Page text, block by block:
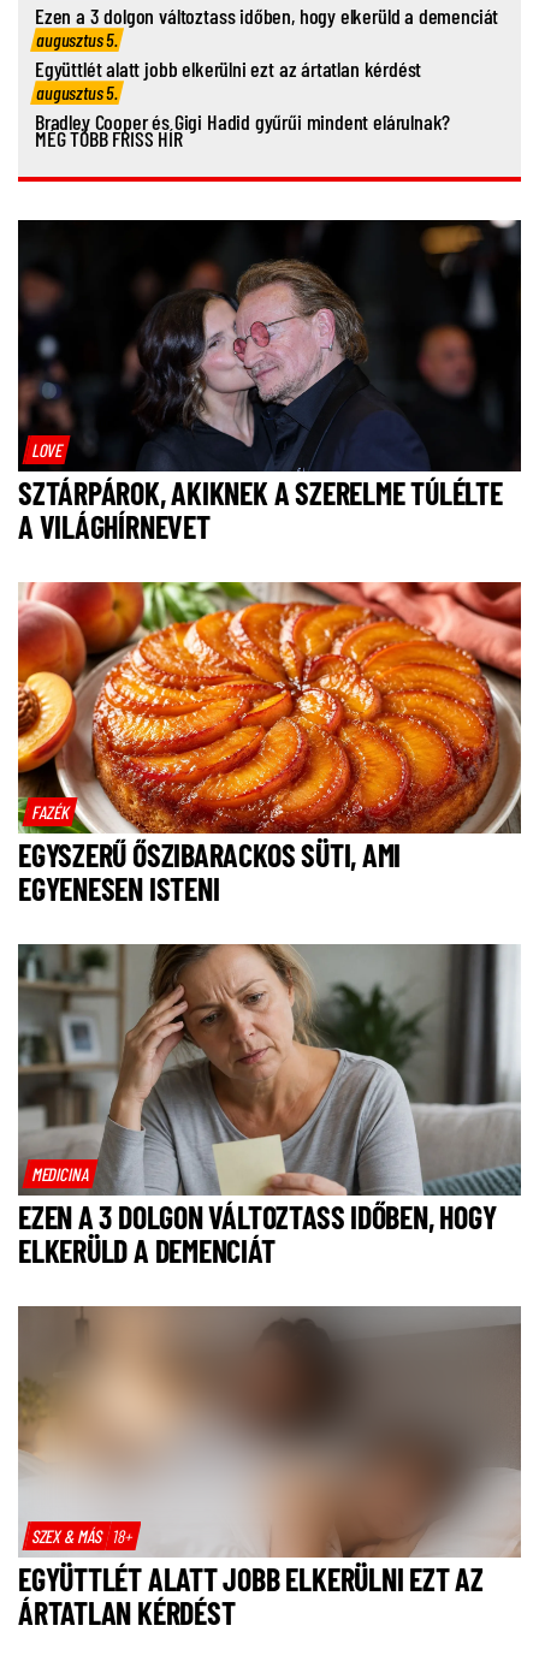
Ezen a 3 dolgon változtass időben, hogy elkerüld a demenciát
augusztus 5.
Együttlét alatt jobb elkerülni ezt az ártatlan kérdést
augusztus 5.
Bradley Cooper és Gigi Hadid gyűrűi mindent elárulnak?
MÉG TÖBB FRISS HÍR
LOVE
SZTÁRPÁROK, AKIKNEK A SZERELME TÚLÉLTE
A VILÁGHÍRNEVET
FAZÉK
EGYSZERŰ ŐSZIBARACKOS SÜTI, AMI
EGYENESEN ISTENI
MEDICINA
EZEN A 3 DOLGON VÁLTOZTASS IDŐBEN, HOGY
ELKERÜLD A DEMENCIÁT
SZEX & MÁS 18+
EGYÜTTLÉT ALATT JOBB ELKERÜLNI EZT AZ
ÁRTATLAN KÉRDÉST